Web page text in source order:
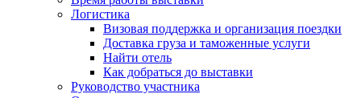
Логистика
Визовая поддержка и организация поездки
Доставка груза и таможенные услуги
Найти отель
Как добраться до выставки
Руководство участника